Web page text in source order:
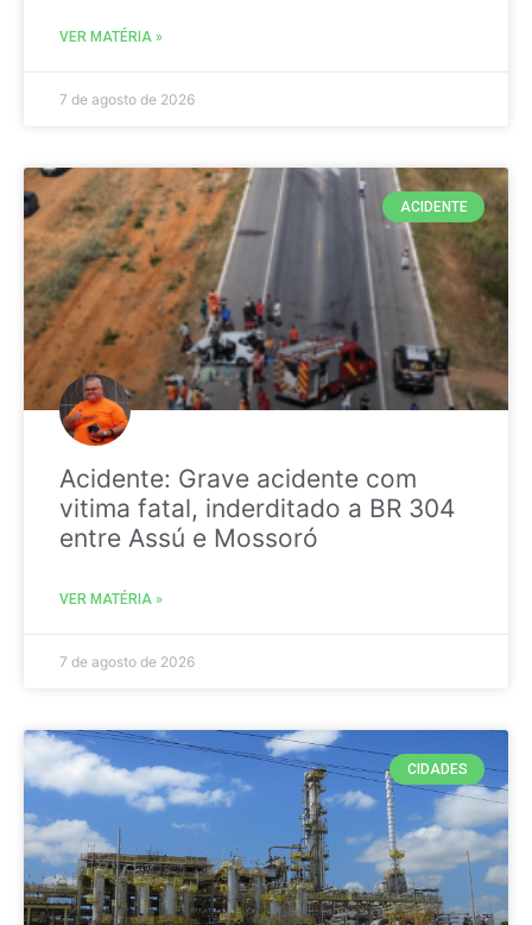
VER MATÉRIA »
7 de agosto de 2026
ACIDENTE
Acidente: Grave acidente com
vitima fatal, inderditado a BR 304
entre Assú e Mossoró
VER MATÉRIA »
7 de agosto de 2026
CIDADES